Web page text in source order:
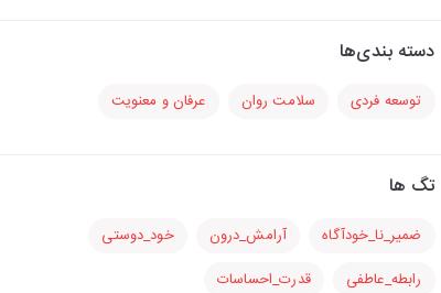
دسته بندی‌ها
توسعه فردی سلامت روان عرفان و معنویت
تگ ها
ضمیر_نا_خودآگاه آرامش_درون
خود_دوستی
رابطه_عاطفی
قدرت_احساسات